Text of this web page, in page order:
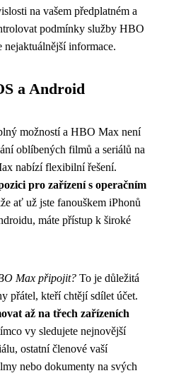
na vašem předplatném a
podmínky služby HBO
nejaktuálnější informace.
a Android
možností a HBO Max není
oblíbených filmů a seriálů na
nabízí flexibilní řešení.
pro zařízení s operačním
ať už jste fanouškem iPhonů
máte přístup k široké
Max připojit? To je důležitá
přátel, kteří chtějí sdílet účet.
až na třech zařízeních
vy sledujete nejnovější
ostatní členové vaší
nebo dokumenty na svých